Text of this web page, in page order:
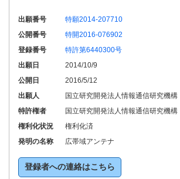
出願番号
特願2014-207710
公開番号
特開2016-076902
登録番号
特許第6440300号
出願日
2014/10/9
公開日
2016/5/12
出願人
国立研究開発法人情報通信研究機構
特許権者
国立研究開発法人情報通信研究機構
権利化状況
権利化済
発明の名称
広帯域アンテナ
登録者への連絡はこちら